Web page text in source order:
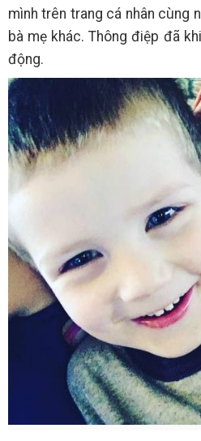
mình trên trang cá nhân cùng
bà mẹ khác. Thông điệp đã
động.